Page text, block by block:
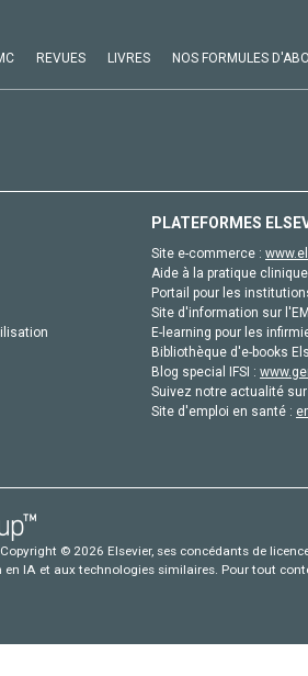
REVUES LIVRES NOS FORMULES
PLATEFORMES
Site e-commerce :
Aide à la pratique
Portail pour les
Site d'information sur
E-learning pour les
Bibliothèque d'e-books
Blog special IFSI :
Suivez notre actualité
Site d'emploi en santé :
© 2026 Elsevier, ses concédants de
IA et aux technologies similaires. Pour tout